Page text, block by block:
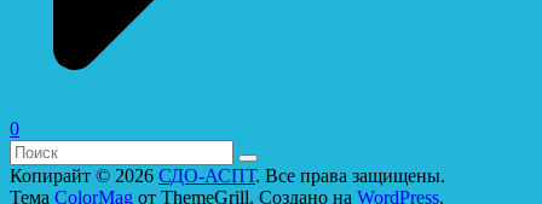
0
Копирайт © 2026 СДО-АСПТ. Все права защищены.
Тема ColorMag от ThemeGrill. Создано на WordPress.